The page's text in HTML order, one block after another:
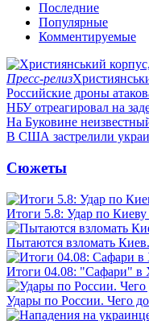
Последние
Популярные
Комментируемые
Пресс-релиз
Российские дроны
НБУ отреагировал на
На Буковине
В США застрелили
Сюжеты
Итоги 5.8: Удар по Киеву
Пытаются взломать
Итоги 04.08: "Сафари" в
Удары по России. Чего